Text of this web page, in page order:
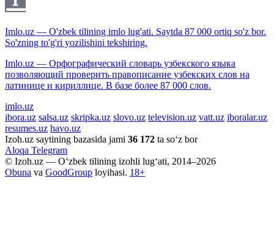
Imlo.uz — O'zbek tilining imlo lug'ati. Saytda 87 000 ortiq so'z bor.
So'zning to'g'ri yozilishini tekshiring.
Imlo.uz — Орфографический словарь узбекского языка
позволяющий проверить правописание узбекских слов на
латинице и кириллице. В базе более 87 000 слов.
imlo.uz
ibora.uz salsa.uz skripka.uz slovo.uz television.uz vatt.uz iboralar.uz
resumes.uz havo.uz
Izoh.uz saytining bazasida jami 36 172 ta so‘z bor
Aloqa Telegram
© Izoh.uz — O‘zbek tilining izohli lug‘ati, 2014–2026
Obuna va GoodGroup loyihasi. 18+